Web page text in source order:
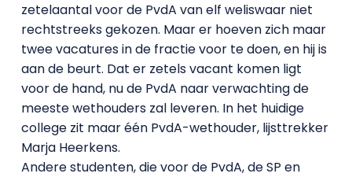
zetelaantal voor de PvdA van elf weliswaar niet
rechtstreeks gekozen. Maar er hoeven zich maar
twee vacatures in de fractie voor te doen, en hij is
aan de beurt. Dat er zetels vacant komen ligt
voor de hand, nu de PvdA naar verwachting de
meeste wethouders zal leveren. In het huidige
college zit maar één PvdA-wethouder, lijsttrekker
Marja Heerkens.
Andere studenten, die voor de PvdA, de SP en